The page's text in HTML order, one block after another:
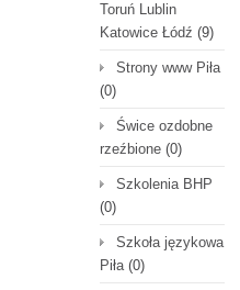
Toruń Lublin
Katowice Łódź (9)
Strony www Piła
(0)
Świce ozdobne
rzeźbione (0)
Szkolenia BHP
(0)
Szkoła językowa
Piła(0)